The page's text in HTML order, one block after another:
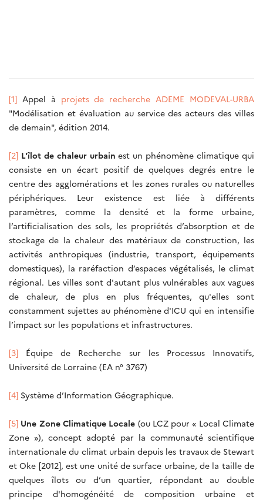
[1] Appel à projets de recherche ADEME MODEVAL-URBA
"Modélisation et évaluation au service des acteurs des villes
de demain", édition 2014.
[2] L'îlot de chaleur urbain est un phénomène climatique qui
consiste en un écart positif de quelques degrés entre le
centre des agglomérations et les zones rurales ou naturelles
périphériques. Leur existence est liée à différents
paramètres, comme la densité et la forme urbaine,
l’artificialisation des sols, les propriétés d’absorption et de
stockage de la chaleur des matériaux de construction, les
activités anthropiques (industrie, transport, équipements
domestiques), la raréfaction d’espaces végétalisés, le climat
régional. Les villes sont d'autant plus vulnérables aux vagues
de chaleur, de plus en plus fréquentes, qu'elles sont
constamment sujettes au phénomène d'ICU qui en intensifie
l’impact sur les populations et infrastructures.
[3] Équipe de Recherche sur les Processus Innovatifs,
Université de Lorraine (EA n° 3767)
[4] Système d’Information Géographique.
[5] Une Zone Climatique Locale (ou LCZ pour « Local Climate
Zone »), concept adopté par la communauté scientifique
internationale du climat urbain depuis les travaux de Stewart
et Oke [2012], est une unité de surface urbaine, de la taille de
quelques îlots ou d’un quartier, répondant au double
principe d'homogénéité de composition urbaine et